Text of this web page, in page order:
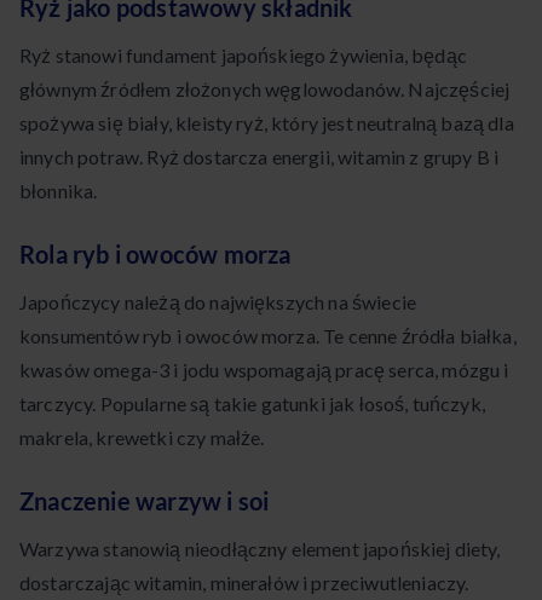
Ryż jako podstawowy składnik
Ryż stanowi fundament japońskiego żywienia, będąc
głównym źródłem złożonych węglowodanów. Najczęściej
spożywa się biały, kleisty ryż, który jest neutralną bazą dla
innych potraw. Ryż dostarcza energii, witamin z grupy B i
błonnika.
Rola ryb i owoców morza
Japończycy należą do największych na świecie
konsumentów ryb i owoców morza. Te cenne źródła białka,
kwasów omega-3 i jodu wspomagają pracę serca, mózgu i
tarczycy. Popularne są takie gatunki jak łosoś, tuńczyk,
makrela, krewetki czy małże.
Znaczenie warzyw i soi
Warzywa stanowią nieodłączny element japońskiej diety,
dostarczając witamin, minerałów i przeciwutleniaczy.